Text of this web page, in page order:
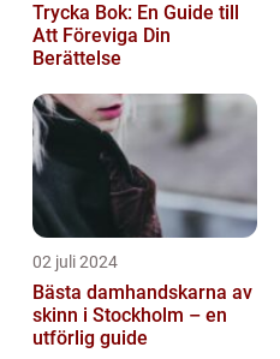
Trycka Bok: En Guide till
Att Föreviga Din
Berättelse
02 juli 2024
Bästa damhandskarna av
skinn i Stockholm – en
utförlig guide